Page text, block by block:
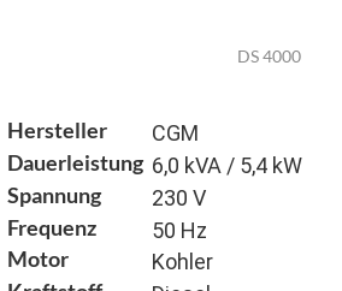
DS 4000
Hersteller CGM
Dauerleistung 6,0 kVA / 5,4 kW
Spannung 230 V
Frequenz 50 Hz
Motor Kohler